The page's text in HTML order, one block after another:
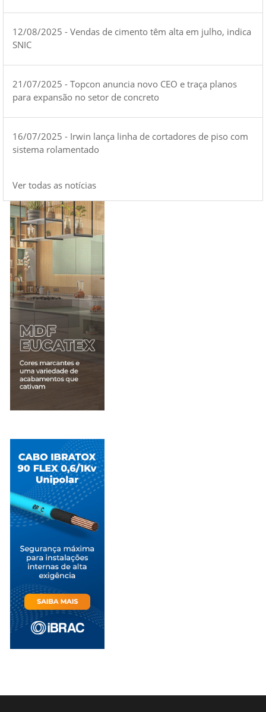
12/08/2025 - Vendas de cimento têm alta em julho, indica
SNIC
21/07/2025 - Topcon anuncia novo CEO e traça planos
para expansão no setor de concreto
16/07/2025 - Irwin lança linha de cortadores de piso com
sistema rolamentado
Ver todas as notícias